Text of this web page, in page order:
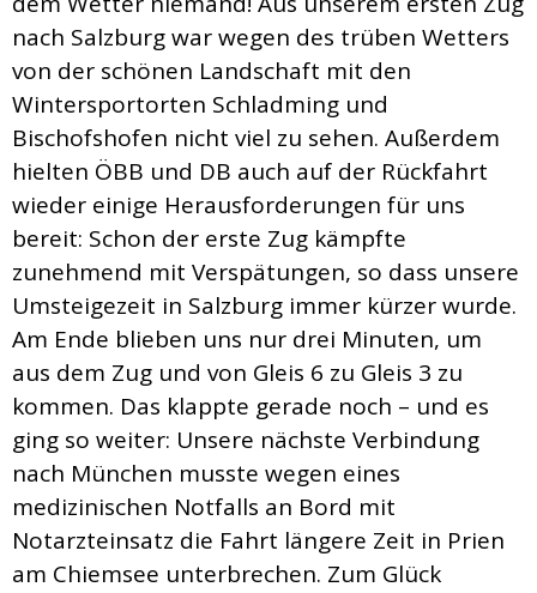
nach Salzburg war wegen des trüben Wetters
von der schönen Landschaft mit den
Wintersportorten Schladming und
Bischofshofen nicht viel zu sehen. Außerdem
hielten ÖBB und DB auch auf der Rückfahrt
wieder einige Herausforderungen für uns
bereit: Schon der erste Zug kämpfte
zunehmend mit Verspätungen, so dass unsere
Umsteigezeit in Salzburg immer kürzer wurde.
Am Ende blieben uns nur drei Minuten, um
aus dem Zug und von Gleis 6 zu Gleis 3 zu
kommen. Das klappte gerade noch – und es
ging so weiter: Unsere nächste Verbindung
nach München musste wegen eines
medizinischen Notfalls an Bord mit
Notarzteinsatz die Fahrt längere Zeit in Prien
am Chiemsee unterbrechen. Zum Glück